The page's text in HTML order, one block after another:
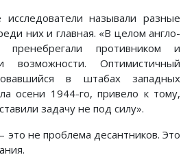
называли разные
них и главная. «В целом англо-
пренебрегали противником и
возможности. Оптимистичный
в штабах западных
осени 1944-го, привело к тому,
задачу не под силу».
это не проблема десантников. Это